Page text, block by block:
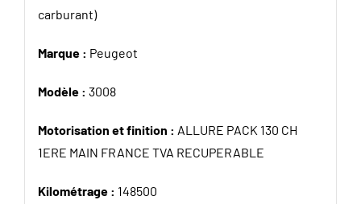
carburant)
Marque : Peugeot
Modèle : 3008
Motorisation et finition : ALLURE PACK 130 CH
1ERE MAIN FRANCE TVA RECUPERABLE
Kilométrage : 148500